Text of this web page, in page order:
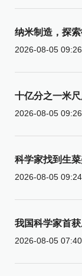
纳米制造，探
2026-08-05 09:26
十亿分之一米
2026-08-05 09:26
科学家找到生
2026-08-05 09:24
我国科学家首
2026-08-05 07:40